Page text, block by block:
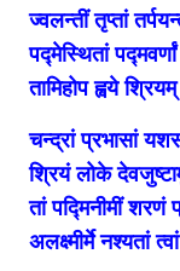
ज्वलन्तीं तृप्तां
पद्मेस्थितां पद्मवर्णां
तामिहोप ह्वये
चन्द्रां प्रभासां
श्रियं लोके
तां पद्मिनीमीं शरणं
अलक्ष्मीर्मे नश्यतां